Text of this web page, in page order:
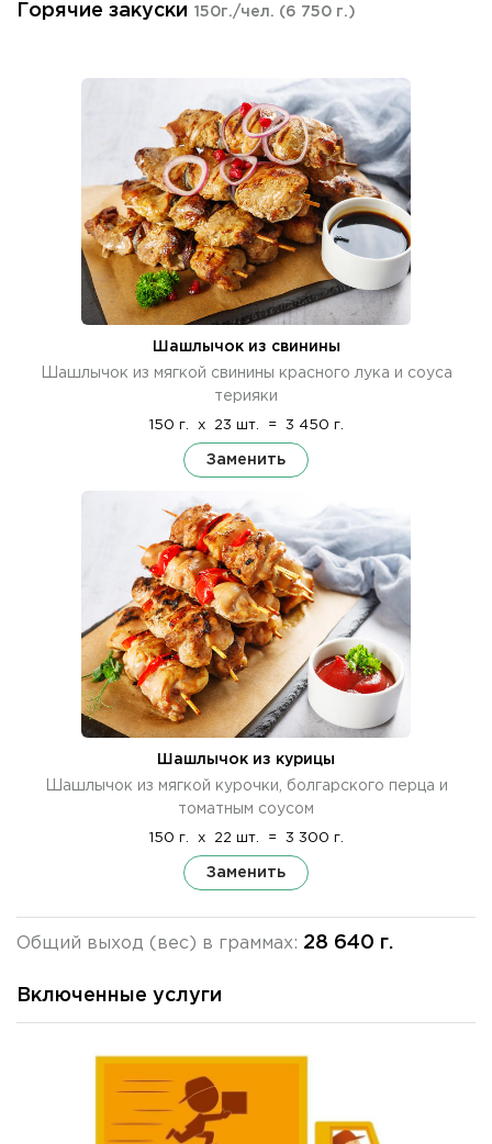
Горячие закуски 150г./чел. (6 750 г.)
Шашлычок из свинины
Шашлычок из мягкой свинины красного лука и соуса
терияки
150 г. x 23 шт. = 3 450 г.
Заменить
Шашлычок из курицы
Шашлычок из мягкой курочки, болгарского перца и
томатным соусом
150 г. x 22 шт. = 3 300 г.
Заменить
Общий выход (вес) в граммах: 28 640 г.
Включенные услуги